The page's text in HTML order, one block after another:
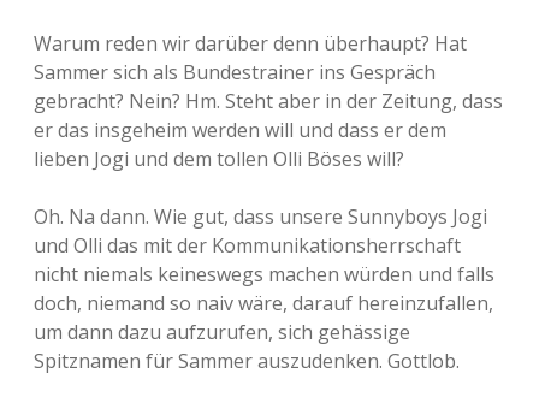
Warum reden wir darüber denn überhaupt? Hat
Sammer sich als Bundestrainer ins Gespräch
gebracht? Nein? Hm. Steht aber in der Zeitung, dass
er das insgeheim werden will und dass er dem
lieben Jogi und dem tollen Olli Böses will?
Oh. Na dann. Wie gut, dass unsere Sunnyboys Jogi
und Olli das mit der Kommunikationsherrschaft
nicht niemals keineswegs machen würden und falls
doch, niemand so naiv wäre, darauf hereinzufallen,
um dann dazu aufzurufen, sich gehässige
Spitznamen für Sammer auszudenken. Gottlob.